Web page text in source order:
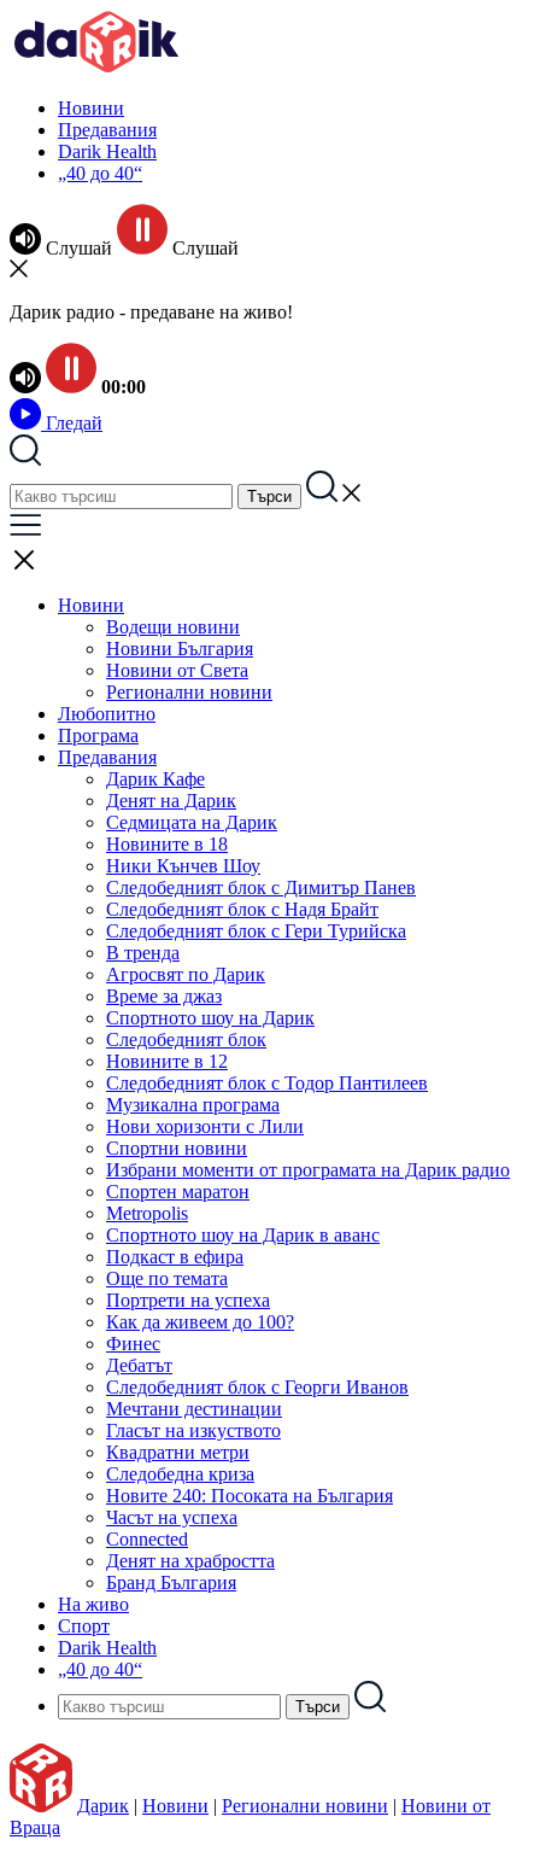
Новини
Предавания
Darik Health
„40 до 40“
Слушай Слушай
Дарик радио - предаване на живо!
00:00
Гледай
Новини
Водещи новини
Новини България
Новини от Света
Регионални новини
Любопитно
Програма
Предавания
Дарик Кафе
Денят на Дарик
Седмицата на Дарик
Новините в 18
Ники Кънчев Шоу
Следобедният блок с Димитър Панев
Следобедният блок с Надя Брайт
Следобедният блок с Гери Турийска
В тренда
Агросвят по Дарик
Време за джаз
Спортното шоу на Дарик
Следобедният блок
Новините в 12
Следобедният блок с Тодор Пантилеев
Музикална програма
Нови хоризонти с Лили
Спортни новини
Избрани моменти от програмата на Дарик радио
Спортен маратон
Metropolis
Спортното шоу на Дарик в аванс
Подкаст в ефира
Още по темата
Портрети на успеха
Как да живеем до 100?
Финес
Дебатът
Следобедният блок с Георги Иванов
Мечтани дестинации
Гласът на изкуството
Квадратни метри
Следобедна криза
Новите 240: Посоката на България
Часът на успеха
Connected
Денят на храбростта
Бранд България
На живо
Спорт
Darik Health
„40 до 40“
Дарик | Новини | Регионални новини | Новини от
Враца